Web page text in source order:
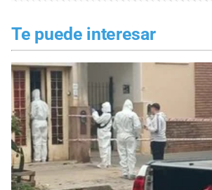
Te puede interesar